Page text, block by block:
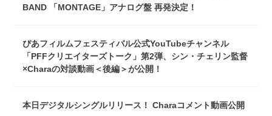
BAND 「MONTAGE」アナログ盤 再発決定！
ぴあフィルムフェスティバル公式YouTubeチャンネル
「PFFクリエイターズトーク」第2弾、シン・チェリン監督
×Charaの対談動画＜後編＞が公開！
本日デジタルシングルリリース！ Charaコメント動画公開